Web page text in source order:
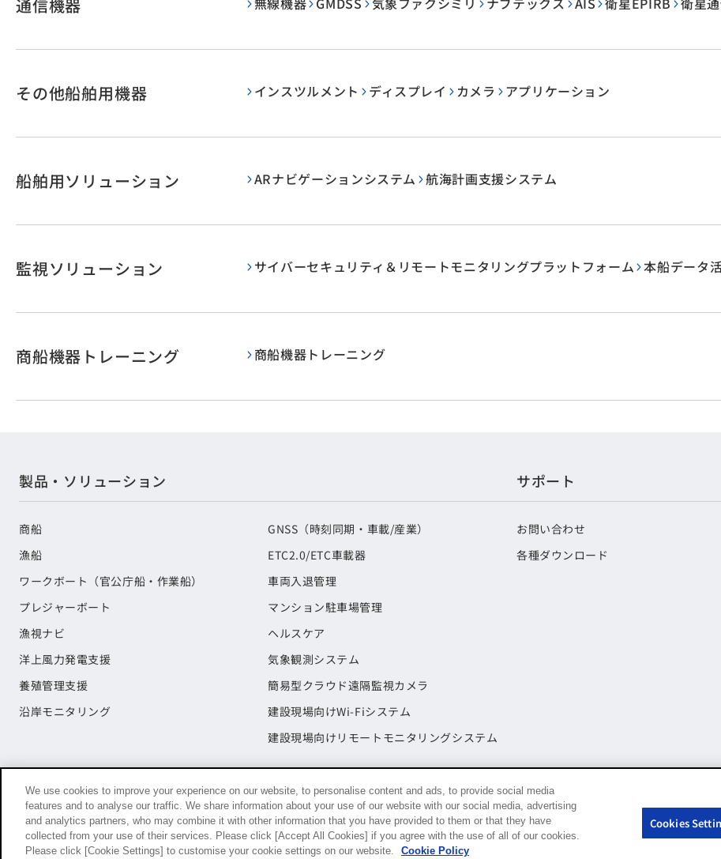
通信機器
その他船舶用機器 インスツルメント ディスプレイ カメラ アプリケーション
船舶用ソリューション ARナビゲーションシステム 航海計画支援システム
監視ソリューション サイバーセキュリティ＆リモートモニタリングプラットフォーム 本船データ
商船機器トレーニング 商船機器トレーニング
製品・ソリューション
商船
漁船
ワークボート（官公庁船・作業船）
プレジャーボート
漁視ナビ
洋上風力発電支援
養殖管理支援
沿岸モニタリング
GNSS（時刻同期・車載/産業）
ETC2.0/ETC車載器
車両入退管理
マンション駐車場管理
ヘルスケア
気象観測システム
簡易型クラウド遠隔監視カメラ
建設現場向けWi-Fiシステム
建設現場向けリモートモニタリングシステム
サポート
お問い合わせ
各種ダウンロード
ご利用規約 SNS利用規約 個人情報の取り扱いについて
We use cookies to improve your experience on our website, to personalise content and ads, to provide social media
features and to analyse our traffic. We share information about your use of our website with our social media, advertising
and analytics partners, who may combine it with other information that you have provided to them or that they have
collected from your use of their services. Please click [Accept All Cookies] if you agree with the use of all of our cookies.
Please click [Cookie Settings] to customise your cookie settings on our website.
Cookie Policy
Cookies